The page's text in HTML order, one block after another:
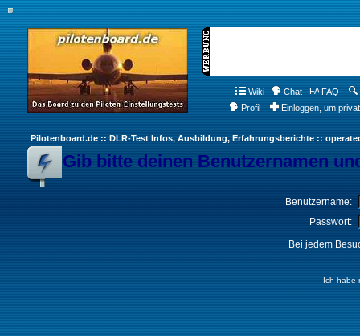
Wiki Chat FAQ
Profil
Einloggen, um
Pilotenboard.de :: DLR-Test Infos, Ausbildung, Erfahrungsberichte ::
Gib bitte deinen Benutzernamen
Benutzername:
Passwort:
Bei jedem
Ich habe